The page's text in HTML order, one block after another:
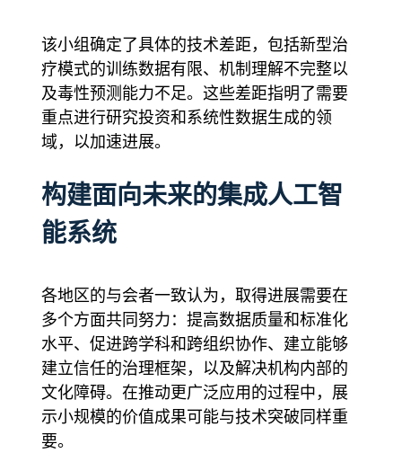
该小组确定了具体的技术差距，包括新型治
疗模式的训练数据有限、机制理解不完整以
及毒性预测能力不足。这些差距指明了需要
重点进行研究投资和系统性数据生成的领
域，以加速进展。
构建面向未来的集成人工智
能系统
各地区的与会者一致认为，取得进展需要在
多个方面共同努力：提高数据质量和标准化
水平、促进跨学科和跨组织协作、建立能够
建立信任的治理框架，以及解决机构内部的
文化障碍。在推动更广泛应用的过程中，展
示小规模的价值成果可能与技术突破同样重
要。